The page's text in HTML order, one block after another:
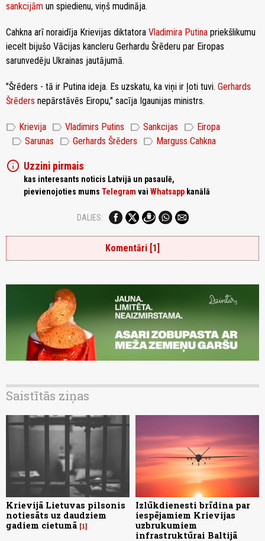
sankcijām un spiedienu, viņš mudināja.
Cahkna arī noraidīja Krievijas diktatora Vladimira Putina priekšlikumu
iecelt bijušo Vācijas kancleru Gerhardu Šrēderu par Eiropas
sarunvedēju Ukrainas jautājumā.
"Šrēders - tā ir Putina ideja. Es uzskatu, ka viņi ir ļoti tuvi. Gerhards
Šrēders nepārstāvēs Eiropu," sacīja Igaunijas ministrs.
label Krievija label Vladimirs Putins label Sankcijas label Eiropa
label Sarunas label Gerhards Šrēders label Marguss Cahkna
info Uzzini pirmais
kas interesants noticis Latvijā un pasaulē,
pievienojoties mums Telegram vai Whatsapp kanālā
DALIES:
Komentāri [1]
Saistītās ziņas
Krievijā Lietuvas pilsonis
notiesāts uz daudziem
gadiem cietumā 1
Izlūkdienesti brīdina par
iespējamiem Krievijas
uzbrukumiem
infrastruktūrai Baltijā